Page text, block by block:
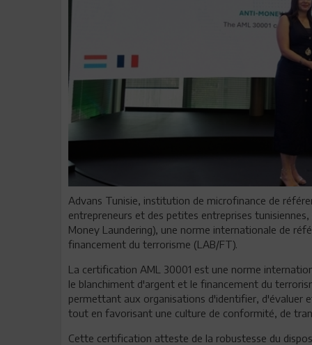
Advans Tunisie, institution de microfinance de
entrepreneurs et des petites entreprises
Money Laundering), une norme internationale de
financement du terrorisme (LAB/FT).
La certification AML 30001 est une norme
le blanchiment d'argent et le financement du
permettant aux organisations d'identifier, d'évaluer
tout en favorisant une culture de conformité, de
Cette certification atteste de la robustesse du